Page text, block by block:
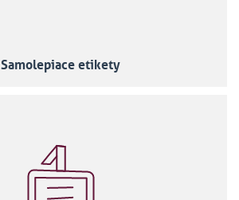
Samolepiace etikety